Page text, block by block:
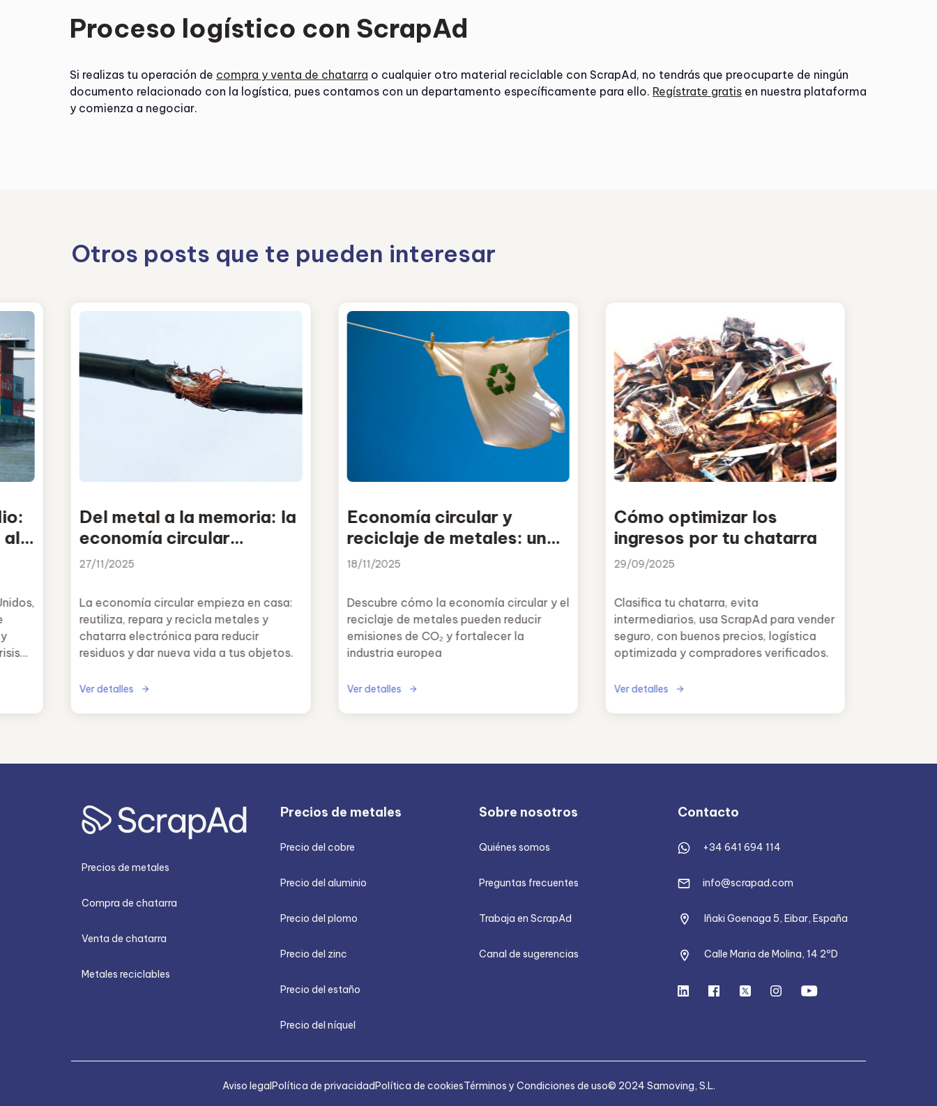
Proceso logístico con ScrapAd
Si realizas tu operación de compra y venta de chatarra o cualquier otro material reciclable con ScrapAd, no tendrás que preocuparte de ningún
documento relacionado con la logística, pues contamos con un departamento específicamente para ello. Regístrate gratis en nuestra plataforma
y comienza a negociar.
Otros posts que te pueden interesar
al
Del metal a la memoria: la
economía circular
también empieza en casa
27/11/2025
La economía circular empieza en casa:
reutiliza, repara y recicla metales y
chatarra electrónica para reducir
residuos y dar nueva vida a tus objetos.
Ver detalles
Economía circular y
reciclaje de metales: una
oportunidad para reducir
industria europea
18/11/2025
Descubre cómo la economía circular y el
reciclaje de metales pueden reducir
emisiones de CO₂ y fortalecer la
industria europea
Ver detalles
Cómo optimizar los
ingresos por tu chatarra
29/09/2025
Clasifica tu chatarra, evita
intermediarios, usa ScrapAd para vender
seguro, con buenos precios, logística
optimizada y compradores verificados.
Ver detalles
Precios de metales
Compra de chatarra
Venta de chatarra
Metales reciclables
Precios de metales
Precio del cobre
Precio del aluminio
Precio del plomo
Precio del zinc
Precio del estaño
Precio del níquel
Sobre nosotros
Quiénes somos
Preguntas frecuentes
Trabaja en ScrapAd
Canal de sugerencias
Contacto
+34 641 694 114
info@scrapad.com
Iñaki Goenaga 5, Eibar, España
Calle Maria de Molina, 14 2ºD
Aviso legalPolítica de privacidadPolítica de cookiesTérminos y Condiciones de uso© 2024 Samoving, S.L.